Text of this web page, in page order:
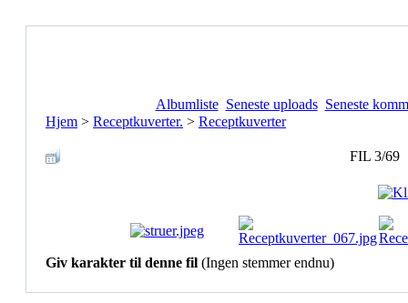
Albumliste Seneste uploads Seneste
Hjem > Receptkuverter. > Receptkuverter
FIL 3/69
Giv karakter til denne fil (Ingen stemmer endnu)